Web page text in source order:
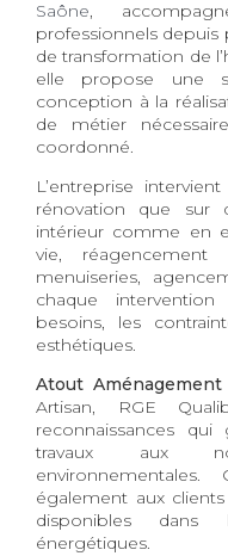
Saône,
professionnels depuis
de transformation de
elle propose une
conception à la
de métier
coordonné.
L’entreprise
rénovation que sur
intérieur comme en
vie, réagencement
menuiseries,
chaque
besoins, les
esthétiques.
Atout
Artisan, RGE
reconnaissances
travaux aux
également aux
disponibles
énergétiques.